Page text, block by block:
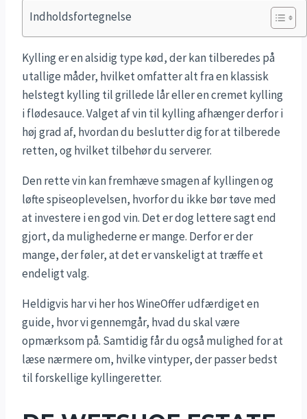
Indholdsfortegnelse
Kylling er en alsidig type kød, der kan tilberedes på
utallige måder, hvilket omfatter alt fra en klassisk
helstegt kylling til grillede lår eller en cremet kylling
i flødesauce. Valget af vin til kylling afhænger derfor i
høj grad af, hvordan du beslutter dig for at tilberede
retten, og hvilket tilbehør du serverer.
Den rette vin kan fremhæve smagen af kyllingen og
løfte spiseoplevelsen, hvorfor du ikke bør tøve med
at investere i en god vin. Det er dog lettere sagt end
gjort, da mulighederne er mange. Derfor er der
mange, der føler, at det er vanskeligt at træffe et
endeligt valg.
Heldigvis har vi her hos WineOffer udfærdiget en
guide, hvor vi gennemgår, hvad du skal være
opmærksom på. Samtidig får du også mulighed for at
læse nærmere om, hvilke vintyper, der passer bedst
til forskellige kyllingeretter.